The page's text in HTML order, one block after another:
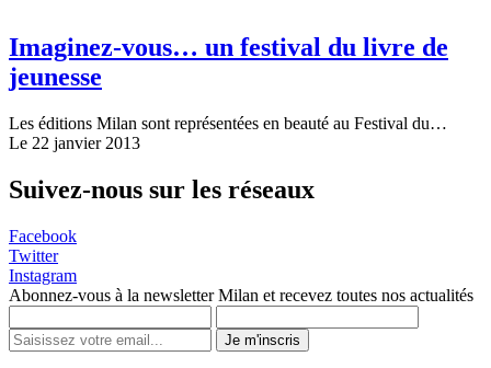
Imaginez-vous… un festival du livre de
jeunesse
Les éditions Milan sont représentées en beauté au Festival du…
Le 22 janvier 2013
Suivez-nous sur les réseaux
Facebook
Twitter
Instagram
Abonnez-vous à la newsletter Milan et recevez toutes nos actualités
Je m'inscris